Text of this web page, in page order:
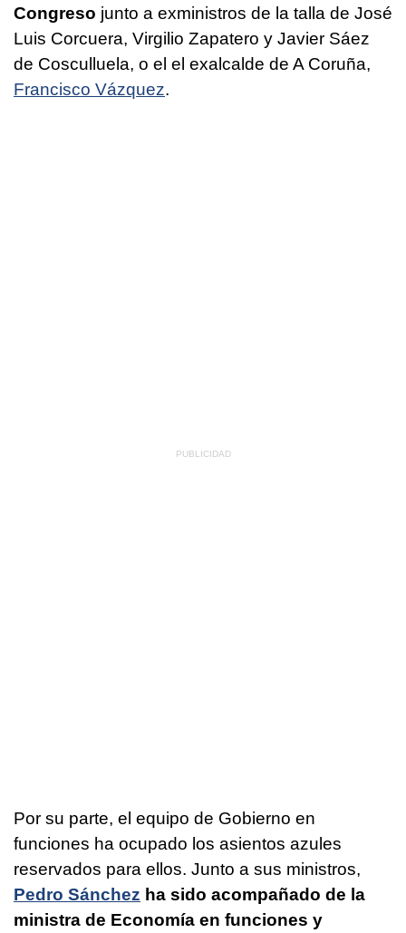
Congreso junto a exministros de la talla de José
Luis Corcuera, Virgilio Zapatero y Javier Sáez
de Cosculluela, o el el exalcalde de A Coruña,
Francisco Vázquez.
Por su parte, el equipo de Gobierno en
funciones ha ocupado los asientos azules
reservados para ellos. Junto a sus ministros,
Pedro Sánchez ha sido acompañado de la
ministra de Economía en funciones y